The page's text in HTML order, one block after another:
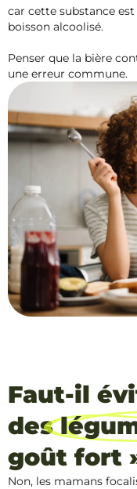
car cette substance
boisson alcoolisé.
Penser que la bière
une erreur commune.
Faut-il
des
goût fort
Non, les mamans